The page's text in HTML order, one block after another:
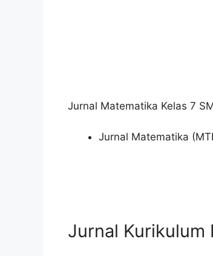
Jurnal Matematika Kelas 7
Jurnal Matematika
Jurnal Kurikulum